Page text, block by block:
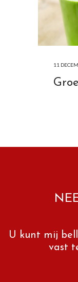
11
U kunt mij
vast